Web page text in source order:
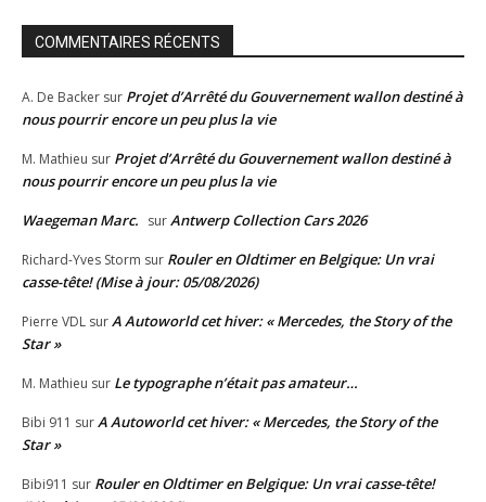
COMMENTAIRES RÉCENTS
A. De Backer sur Projet d’Arrêté du Gouvernement wallon destiné à
nous pourrir encore un peu plus la vie
M. Mathieu sur Projet d’Arrêté du Gouvernement wallon destiné à
nous pourrir encore un peu plus la vie
Waegeman Marc. surAntwerp Collection Cars 2026
Richard-Yves Storm sur Rouler en Oldtimer en Belgique: Un vrai
casse-tête! (Mise à jour: 05/08/2026)
Pierre VDL surA Autoworld cet hiver: « Mercedes, the Story of the
Star »
M. Mathieu sur Le typographe n’était pas amateur…
Bibi 911 surA Autoworld cet hiver: « Mercedes, the Story of the
Star »
Bibi911 sur Rouler en Oldtimer en Belgique: Un vrai casse-tête!